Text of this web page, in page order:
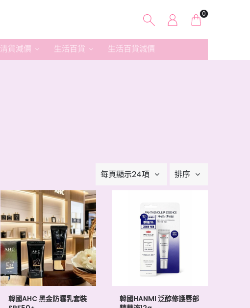
0
清貨減價 生活百貨 生活百貨減價
每頁顯示24項 排序
韓國AHC 黑金防曬乳套裝
韓國HANMI 泛醇修護唇部